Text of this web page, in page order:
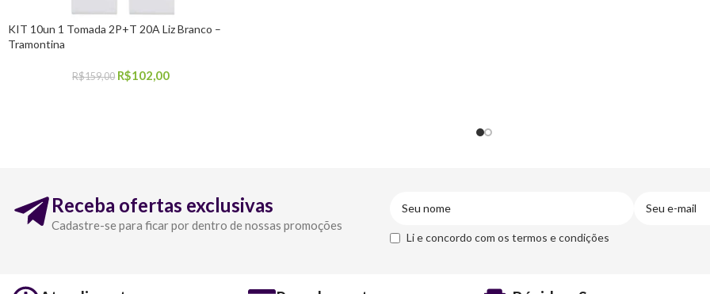
KIT 10un 1 Tomada 2P+T 20A Liz Branco –
Tramontina
R$159,00 R$102,00
Receba ofertas exclusivas
Cadastre-se para ficar por dentro de nossas promoções
Li e concordo com os termos e condições